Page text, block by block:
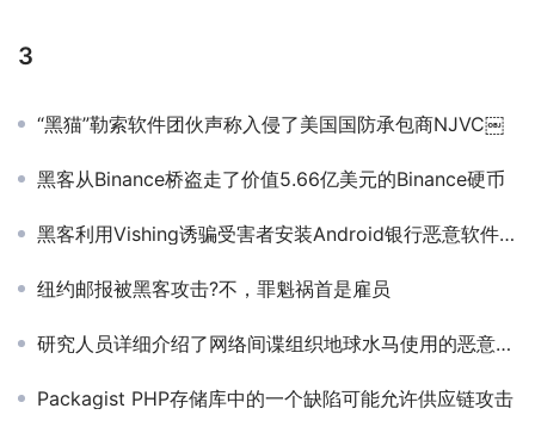
3
“黑猫”勒索软件团伙声称入侵了美国国防承包商NJVC￼
黑客从Binance桥盗走了价值5.66亿美元的Binance硬币
黑客利用Vishing诱骗受害者安装Android银行恶意软件￼
纽约邮报被黑客攻击?不，罪魁祸首是雇员
研究人员详细介绍了网络间谍组织地球水马使用的恶意工具￼
Packagist PHP存储库中的一个缺陷可能允许供应链攻击